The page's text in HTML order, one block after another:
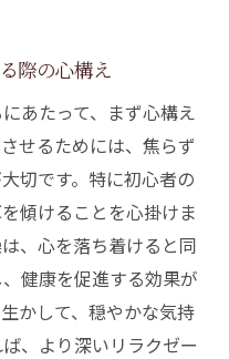
ゼーション体験
の重要性
で得られる心の安定
方法
ラクゼーションの関
しての体操の活用
際の心構え
あたって、まず心構え
せるためには、焦らず
切です。特に初心者の
傾けることを心掛けま
、心を落ち着けると同
健康を促進する効果が
かして、穏やかな気持
、より深いリラクゼー